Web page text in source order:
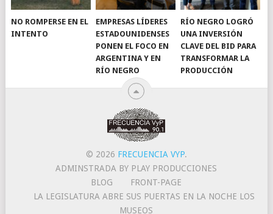
NO ROMPERSE EN EL
INTENTO
EMPRESAS LÍDERES
ESTADOUNIDENSES
PONEN EL FOCO EN
ARGENTINA Y EN
RÍO NEGRO
RÍO NEGRO LOGRÓ
UNA INVERSIÓN
CLAVE DEL BID PARA
TRANSFORMAR LA
PRODUCCIÓN
© 2026 FRECUENCIA VYP.
ADMINSTRADA BY PLAY PRODUCCIONES
BLOG
FRONT-PAGE
LA LEGISLATURA ABRE SUS PUERTAS EN LA NOCHE LOS
MUSEOS